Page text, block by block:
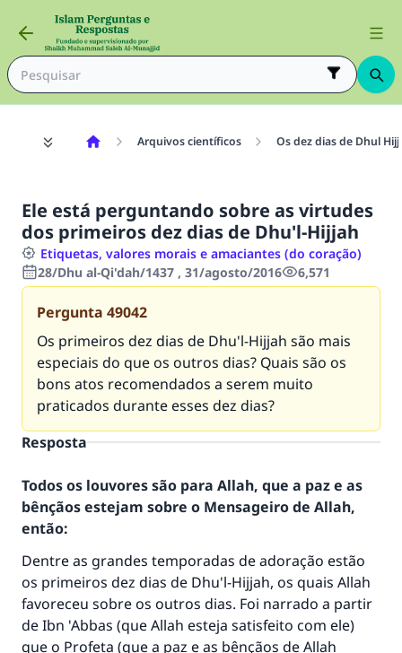
Arquivos científicos Os dez dias de Dhul
Ele está perguntando sobre as virtudes
dos primeiros dez dias de Dhu'l-Hijjah
Etiquetas, valores morais e amaciantes (do coração)
28/Dhu al-Qi'dah/1437 , 31/agosto/2016
6,571
Pergunta 49042
Os primeiros dez dias de Dhu'l-Hijjah são mais
especiais do que os outros dias? Quais são os
bons atos recomendados a serem muito
praticados durante esses dez dias?
Resposta
Todos os louvores são para Allah, que a paz e as
bênçãos estejam sobre o Mensageiro de Allah,
então:
Dentre as grandes temporadas de adoração estão
os primeiros dez dias de Dhu'l-Hijjah, os quais Allah
favoreceu sobre os outros dias. Foi narrado a partir
de Ibn 'Abbas (que Allah esteja satisfeito com ele)
que o Profeta (que a paz e as bênçãos de Allah